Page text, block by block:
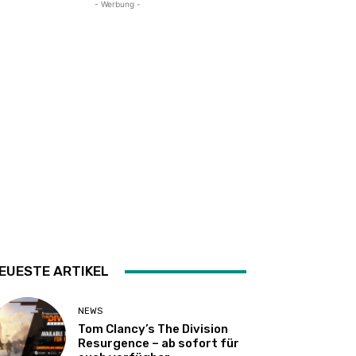
- Werbung -
ARTIKEL
NEWS
Tom Clancy’s The Division
Resurgence – ab sofort für